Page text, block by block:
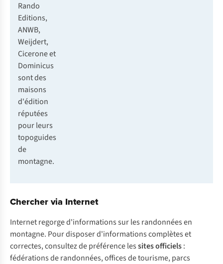
Rando
Editions,
ANWB,
Weijdert,
Cicerone et
Dominicus
sont des
maisons
d'édition
réputées
pour leurs
topoguides
de
montagne.
Chercher via Internet
Internet regorge d'informations sur les randonnées en
montagne. Pour disposer d'informations complètes et
correctes, consultez de préférence lessites officiels:
fédérations de randonnées, offices de tourisme, parcs